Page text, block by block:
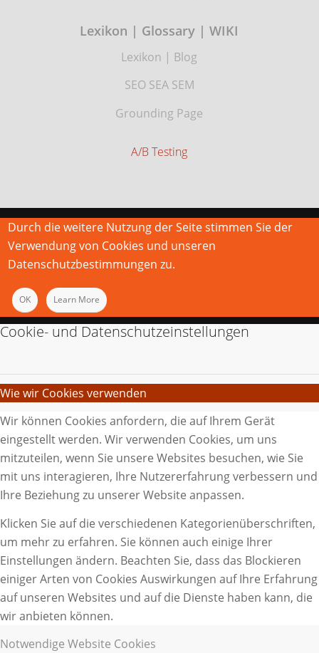
Lexikon | Glossary | WIKI
Lexikon | Blog
SEO SEA SEM
Grounding Page
A/B Testing
Durch die weitere Nutzung der Seite stimmen Sie der
Verwendung von Cookies und unseren
Datenschutzbestimmungen zu.
OK Learn More
Cookie- und Datenschutzeinstellungen
Wie wir Cookies verwenden
Wir können Cookies anfordern, die auf Ihrem Gerät
eingestellt werden. Wir verwenden Cookies, um uns
mitzuteilen, wenn Sie unsere Websites besuchen, wie Sie
mit uns interagieren, Ihre Nutzererfahrung verbessern und
Ihre Beziehung zu unserer Website anpassen.
Klicken Sie auf die verschiedenen Kategorienüberschriften,
um mehr zu erfahren. Sie können auch einige Ihrer
Einstellungen ändern. Beachten Sie, dass das Blockieren
einiger Arten von Cookies Auswirkungen auf Ihre Erfahrung
auf unseren Websites und auf die Dienste haben kann, die
wir anbieten können.
Notwendige Website Cookies